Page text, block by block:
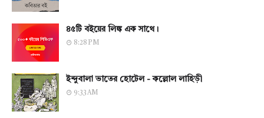
৪৫টি বইয়ের লিঙ্ক এক সাথে।
8:28 PM
ইন্দুবালা ভাতের হোটেল - কল্লোল লাহিড়ী
9:33 AM